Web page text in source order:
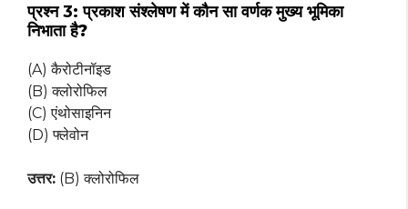
प्रश्न 3: प्रकाश संश्लेषण में कौन सा वर्णक मुख्य भूमिका
निभाता है?
(A) कैरोटीनॉइड
(B) क्लोरोफिल
(C) एंथोसाइनिन
(D) फ्लेवोन
उत्तर: (B) क्लोरोफिल